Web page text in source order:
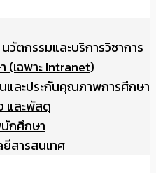
วัตกรรมและบริการวิชาการ
(เฉพาะ Intranet)
และประกันคุณภาพการศึกษา
และพัสดุ
กศึกษา
สารสนเทศ